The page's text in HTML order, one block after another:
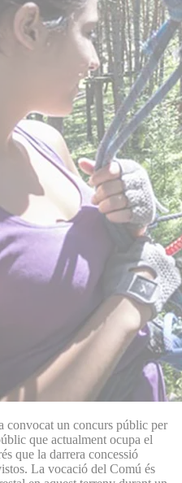
convocat un concurs públic per
que actualment ocupa el
que la darrera concessió
La vocació del Comú és